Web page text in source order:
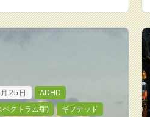
25日
ADHD
ペクトラム症)
ギフテッド